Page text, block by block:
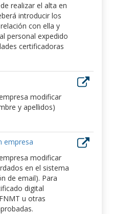
realizar el alta en
introducir los
con ella y
personal expedido
certificadoras
modificar
y apellidos)
empresa
modificar
en el sistema
de email). Para
digital
u otras